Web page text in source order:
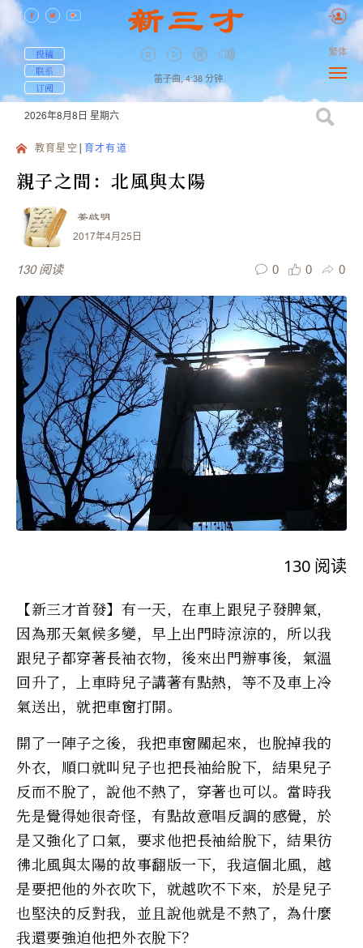
投稿
联系
订阅
笛子曲, 4:38 分钟
繁体
2026年8月8日 星期六
教育星空 育才有道
親子之間：北風與太陽
姜啟明
2017年4月25日
130 阅读 0 0 0
130 阅读
【新三才首發】有一天，在車上跟兒子發脾氣，
因為那天氣候多變，早上出門時涼涼的，所以我
跟兒子都穿著長袖衣物，後來出門辦事後，氣溫
回升了，上車時兒子講著有點熱，等不及車上冷
氣送出，就把車窗打開。
開了一陣子之後，我把車窗關起來，也脫掉我的
外衣，順口就叫兒子也把長袖給脫下，結果兒子
反而不脫了，說他不熱了，穿著也可以。當時我
先是覺得她很奇怪，有點故意唱反調的感覺，於
是又強化了口氣，要求他把長袖給脫下，結果彷
彿北風與太陽的故事翻版一下，我這個北風，越
是要把他的外衣吹下，就越吹不下來，於是兒子
也堅決的反對我，並且說他就是不熱了，為什麼
我還要強迫他把外衣脫下？